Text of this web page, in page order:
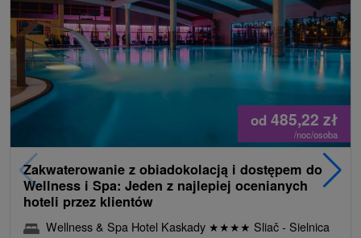
od 485,22 zł
/noc/osoba
Zakwaterowanie z obiadokolacją i dostępem do
Wellness i Spa: Jeden z najlepiej ocenianych
hoteli przez klientów
Wellness & Spa Hotel Kaskady ★★★★ Sliač - Sielnica